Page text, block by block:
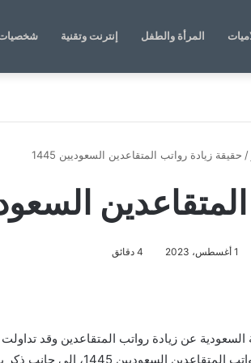
المرأة والطفل إنترنت وتقنية شخصيات
/ حقيقة زيادة رواتب المتقاعدين السعوديين 1445
السعوديين
1 أغسطس، 2023
أعلنت مصادر رسمية في الحكومة السعودية عن زيادة رواتب
الموظفين في الاطلاع على حقيقة ما